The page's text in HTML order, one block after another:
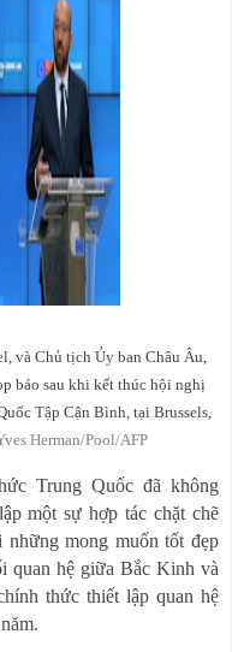
và Chủ tịch Ủy ban Châu Âu,
báo sau khi kết thúc hội nghị
Tập Cận Bình, tại Brussels,
Herman/Pool/AFP
Trung Quốc đã không
một sự hợp tác chặt chẽ
mong muốn tốt đẹp
quan hệ giữa Bắc Kinh và
thức thiết lập quan hệ